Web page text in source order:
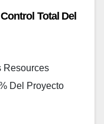
Total Del
Resources
Del Proyecto